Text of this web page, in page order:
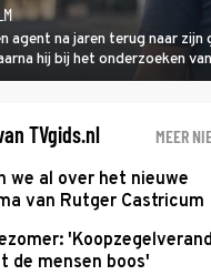
agent na jaren terug naar
hij bij het onderzoeken
oude zaak.
TVgids.nl MEER
we al over het nieuwe
van Rutger Castricum
de mensen boos'